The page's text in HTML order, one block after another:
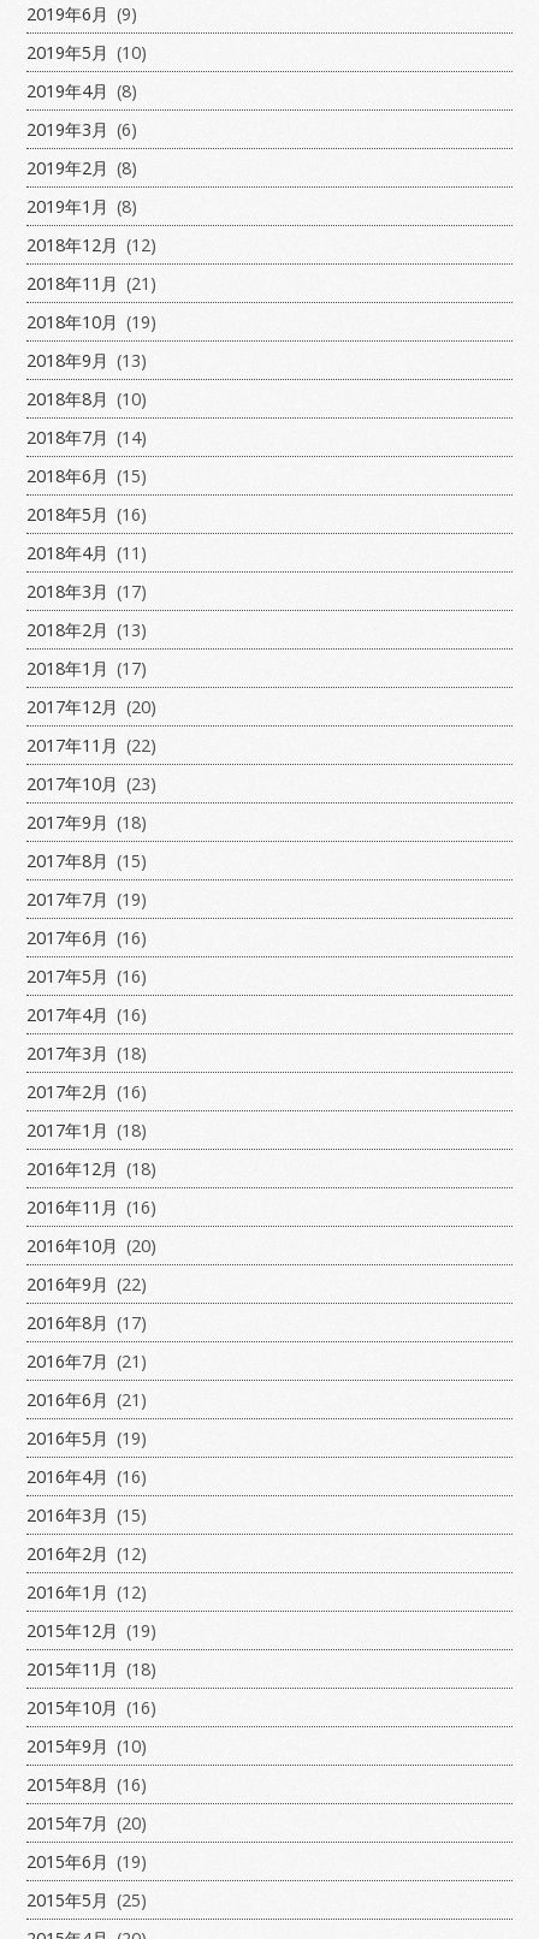
2019年6月 (9)
2019年5月 (10)
2019年4月 (8)
2019年3月 (6)
2019年2月 (8)
2019年1月 (8)
2018年12月 (12)
2018年11月 (21)
2018年10月 (19)
2018年9月 (13)
2018年8月 (10)
2018年7月 (14)
2018年6月 (15)
2018年5月 (16)
2018年4月 (11)
2018年3月 (17)
2018年2月 (13)
2018年1月 (17)
2017年12月 (20)
2017年11月 (22)
2017年10月 (23)
2017年9月 (18)
2017年8月 (15)
2017年7月 (19)
2017年6月 (16)
2017年5月 (16)
2017年4月 (16)
2017年3月 (18)
2017年2月 (16)
2017年1月 (18)
2016年12月 (18)
2016年11月 (16)
2016年10月 (20)
2016年9月 (22)
2016年8月 (17)
2016年7月 (21)
2016年6月 (21)
2016年5月 (19)
2016年4月 (16)
2016年3月 (15)
2016年2月 (12)
2016年1月 (12)
2015年12月 (19)
2015年11月 (18)
2015年10月 (16)
2015年9月 (10)
2015年8月 (16)
2015年7月 (20)
2015年6月 (19)
2015年5月 (25)